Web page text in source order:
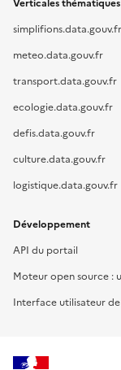
simplifions.data.gouv.fr
meteo.data.gouv.fr
transport.data.gouv.fr
ecologie.data.gouv.fr
defis.data.gouv.fr
culture.data.gouv.fr
logistique.data.gouv.fr
Développement
API du portail
Moteur open source :
Interface utilisateur